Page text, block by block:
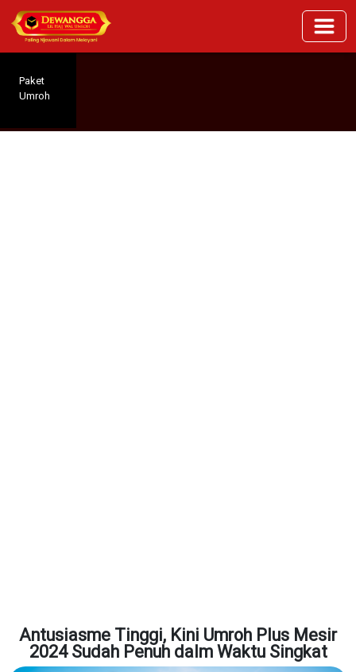
Paket
Umroh
Antusiasme Tinggi, Kini Umroh Plus Mesir
2024 Sudah Penuh dalm Waktu Singkat